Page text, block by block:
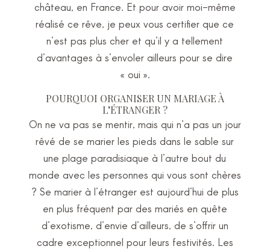
château, en France. Et pour avoir moi-même
réalisé ce rêve, je peux vous certifier que ce
n’est pas plus cher et qu’il y a tellement
d’avantages à s’envoler ailleurs pour se dire
« oui ».
POURQUOI ORGANISER UN MARIAGE À
L’ÉTRANGER ?
On ne va pas se mentir, mais qui n’a pas un jour
rêvé de se marier les pieds dans le sable sur
une plage paradisiaque à l’autre bout du
monde avec les personnes qui vous sont chères
? Se marier à l’étranger est aujourd’hui de plus
en plus fréquent par des mariés en quête
d’exotisme, d’envie d’ailleurs, de s’offrir un
cadre exceptionnel pour leurs festivités. Les